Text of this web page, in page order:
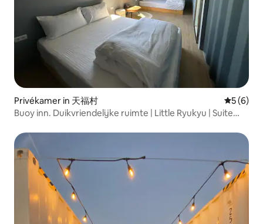
Privékamer in 天福村
5 (6)
Buoy inn. Duikvriendelijke ruimte | Little Ryukyu | Suite